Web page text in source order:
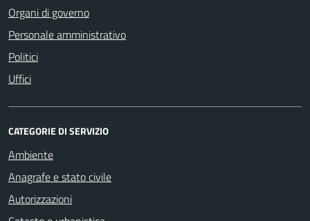
Organi di governo
Personale amministrativo
Politici
Uffici
CATEGORIE DI SERVIZIO
Ambiente
Anagrafe e stato civile
Autorizzazioni